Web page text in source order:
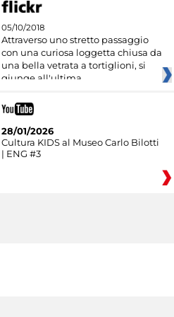
05/10/2018
Attraverso uno stretto passaggio
con una curiosa loggetta chiusa da
una bella vetrata a tortiglioni, si
giunge all'ultima
28/01/2026
Cultura KIDS al Museo Carlo Bilotti
| ENG #3